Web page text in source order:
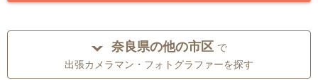
奈良県の他の市区 で
出張カメラマン・フォトグラファーを探す